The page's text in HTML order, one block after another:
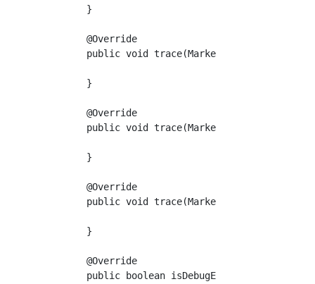
    }
    @Override
public void trace(Marker marker, String
    }
    @Override
public void trace(Marker marker, String
    }
    @Override
public void trace(Marker marker, String
    }
    @Override
    public boolean isDebugEnabled() {